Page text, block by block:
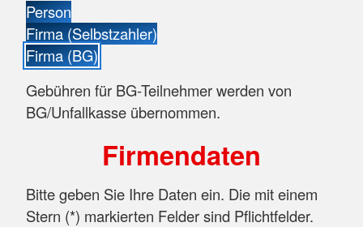
Person
Firma (Selbstzahler)
Firma (BG)
Gebühren für BG-Teilnehmer werden von
BG/Unfallkasse übernommen.
Firmendaten
Bitte geben Sie Ihre Daten ein. Die mit einem
Stern (*) markierten Felder sind Pflichtfelder.